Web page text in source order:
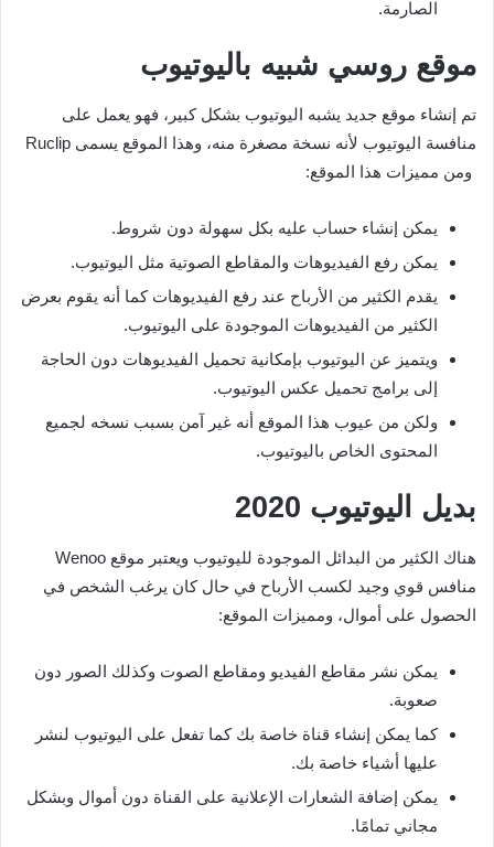
الصارمة.
موقع روسي شبيه باليوتيوب
تم إنشاء موقع جديد يشبه اليوتيوب بشكل كبير، فهو يعمل على
منافسة اليوتيوب لأنه نسخة مصغرة منه، وهذا الموقع يسمى Ruclip
ومن مميزات هذا الموقع:
يمكن إنشاء حساب عليه بكل سهولة دون شروط.
يمكن رفع الفيديوهات والمقاطع الصوتية مثل اليوتيوب.
يقدم الكثير من الأرباح عند رفع الفيديوهات كما أنه يقوم بعرض
الكثير من الفيديوهات الموجودة على اليوتيوب.
ويتميز عن اليوتيوب بإمكانية تحميل الفيديوهات دون الحاجة
إلى برامج تحميل عكس اليوتيوب.
ولكن من عيوب هذا الموقع أنه غير آمن بسبب نسخه لجميع
المحتوى الخاص باليوتيوب.
بديل اليوتيوب 2020
هناك الكثير من البدائل الموجودة لليوتيوب ويعتبر موقع Wenoo
منافس قوي وجيد لكسب الأرباح في حال كان يرغب الشخص في
الحصول على أموال، ومميزات الموقع:
يمكن نشر مقاطع الفيديو ومقاطع الصوت وكذلك الصور دون
صعوبة.
كما يمكن إنشاء قناة خاصة بك كما تفعل على اليوتيوب لنشر
عليها أشياء خاصة بك.
يمكن إضافة الشعارات الإعلانية على القناة دون أموال وبشكل
مجاني تمامًا.